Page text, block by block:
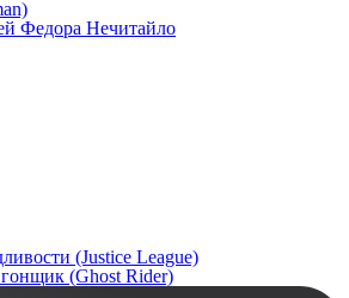
Федора Нечитайло
(Justice League)
(Ghost Rider)